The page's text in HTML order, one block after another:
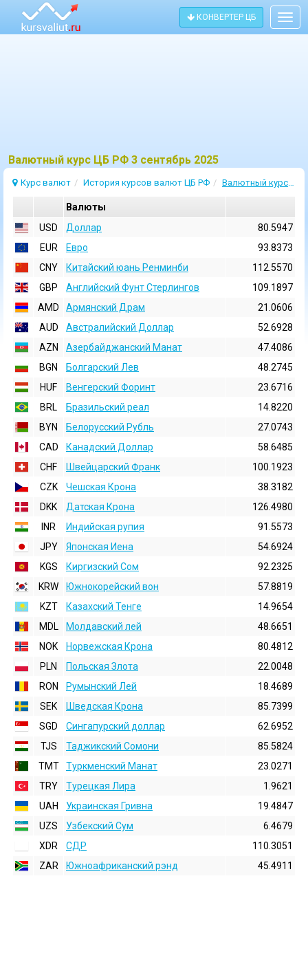
КОНВЕРТЕР ЦБ
Bалютный курс ЦБ РФ 3 сентябрь 2025
Курс валют История курсов валют ЦБ РФ Валютный курс 3 Сентябрь 2025
Валюты
USD
Доллар
80.5947
EUR
Евро
93.8373
CNY
Китайский юань Ренминби
112.5570
GBP
Английский Фунт Стерлингов
109.1897
AMD
Армянский Драм
21.0606
AUD
Австралийский Доллар
52.6928
AZN
Азербайджанский Манат
47.4086
BGN
Болгарский Лев
48.2745
HUF
Венгерский Форинт
23.6716
BRL
Бразильский реал
14.8220
BYN
Белорусский Рубль
27.0743
CAD
Канадский Доллар
58.6485
CHF
Швейцарский Франк
100.1923
CZK
Чешская Крона
38.3182
DKK
Датская Крона
126.4980
INR
Индийская pупия
91.5573
JPY
Японская Иена
54.6924
KGS
Киргизский Сом
92.2325
KRW
Южнокорейский вон
57.8819
KZT
Казахский Тенге
14.9654
MDL
Молдавский лей
48.6651
NOK
Норвежская Крона
80.4812
PLN
Польская Злота
22.0048
RON
Румынский Лей
18.4689
SEK
Шведская Крона
85.7399
SGD
Сингапурский доллар
62.6952
TJS
Таджикский Сомони
85.5824
TMT
Туркменский Манат
23.0271
TRY
Турецкая Лира
1.9621
UAH
Украинская Гривна
19.4847
UZS
Узбекский Сум
6.4679
XDR
СДР
110.3051
ZAR
Южноафриканский рэнд 45.4911